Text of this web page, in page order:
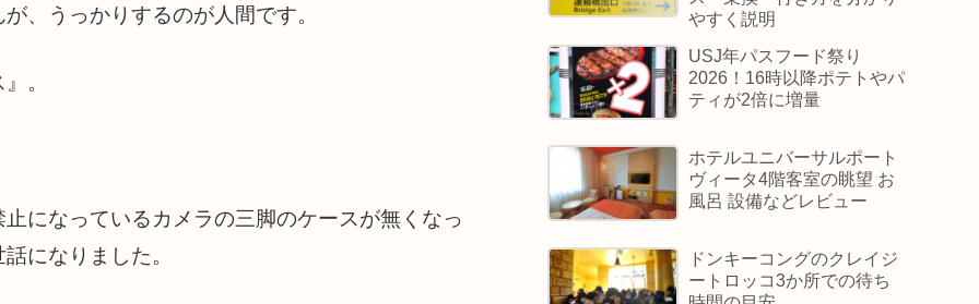
、うっかりするのが人間です。
。
になっているカメラの三脚のケースが無くなっ
になりました。
やすく説明
USJ年パスフード祭り
2026！16時以降ポテトやパ
ティが2倍に増量
ホテルユニバーサルポート
ヴィータ4階客室の眺望 お
風呂 設備などレビュー
ドンキーコングのクレイジ
ートロッコ3か所での待ち